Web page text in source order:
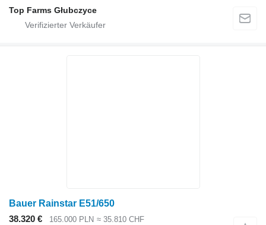
Top Farms Głubczyce
Bauer Rainstar E51/650
38.320 €
165.000 PLN ≈ 35.810 CHF